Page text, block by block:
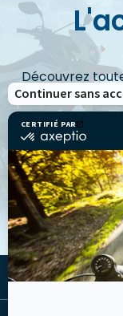
CERTIFIÉ PAR
certifié
Axeptio
-
En
savoir
plus
sur
Axeptio
Continuer sans
Découvrez
LA MUTUELLE